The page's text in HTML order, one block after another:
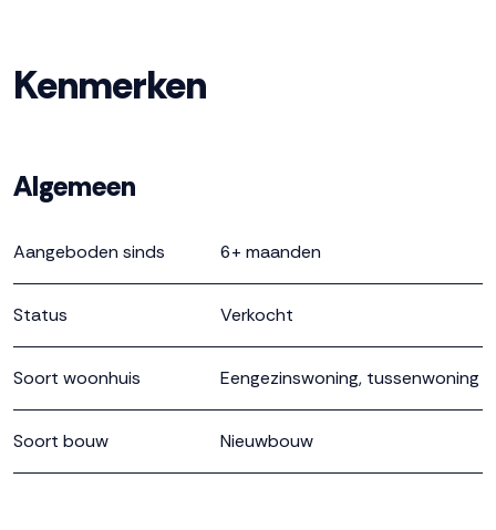
* vloerverwarming
Kenmerken
Algemeen
Aangeboden sinds 6+ maanden
Status Verkocht
Soort woonhuis Eengezinswoning, tussenwoning
Soort bouw Nieuwbouw